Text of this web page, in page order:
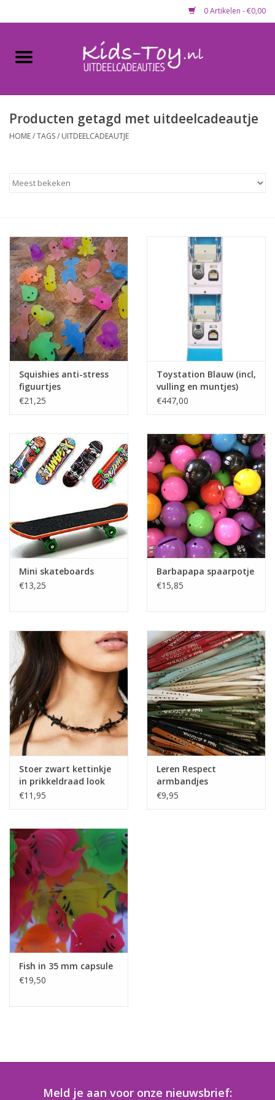
0 Artikelen - €0,00
Home
Gevulde capsules & mixen
Maandaanbieding
Lege capsules
Speelgoedautomaten
Speelgoedpakketten
Gevulde capsules & mixen
Klein speelgoed
Snoep / kauwgomballen
Producten getagd met uitdeelcadeautje
HOME/TAGS/ UITDEELCADEAUTJE
Squishies anti-stress
figuurtjes
€21,25
Toystation Blauw (incl,
vulling en muntjes)
€447,00
Mini skateboards
€13,25
Barbapapa spaarpotje
€15,85
Stoer zwart kettinkje
in prikkeldraad look
€11,95
Leren Respect
armbandjes
€9,95
Fish in 35 mm capsule
€19,50
Meld je aan voor onze nieuwsbrief: